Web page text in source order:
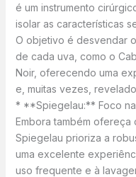
é um instrumento
isolar as características
O objetivo é desvendar
de cada uva, como o
Noir, oferecendo uma
e, muitas vezes,
* **Spiegelau:** Foco
Embora também
Spiegelau prioriza a
uma excelente
uso frequente e à